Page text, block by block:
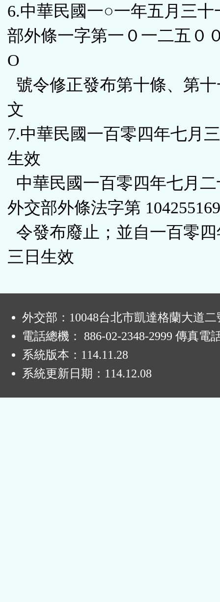
6.中華民國一○一年五月三十
部外條一字第一０一二五０
Ο
號令修正發布第十條、第
文
7.中華民國一百零四年七月
生效
中華民國一百零四年七月
外交部外條法字第
令發布廢止；並自一百零
三日生效
外交部：10048台北市凱達格蘭大道二
電話總機： 886-02-2348-2999 傳真電
系統版本： 114.11.28
系統更新日期： 114.12.08